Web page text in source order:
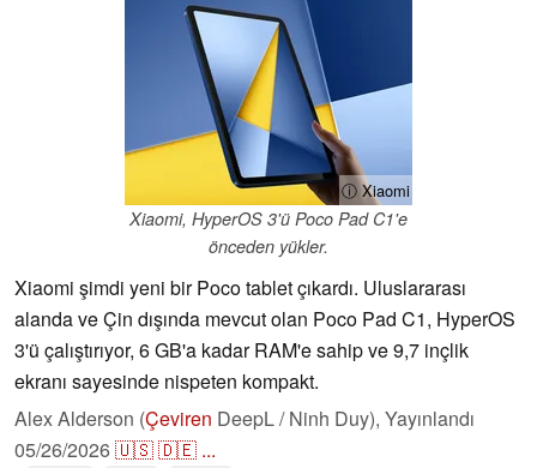
ⓘ Xiaomi
Xiaomi, HyperOS 3'ü Poco Pad C1'e
önceden yükler.
Xiaomi şimdi yeni bir Poco tablet çıkardı. Uluslararası
alanda ve Çin dışında mevcut olan Poco Pad C1, HyperOS
3'ü çalıştırıyor, 6 GB'a kadar RAM'e sahip ve 9,7 inçlik
ekranı sayesinde nispeten kompakt.
Alex Alderson (Çeviren DeepL / Ninh Duy), Yayınlandı
05/26/2026🇺🇸🇩🇪 ...